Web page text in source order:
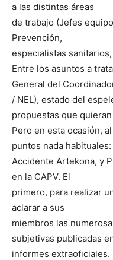
a las distintas áreas
de trabajo (Jefes
Prevención,
especialistas
Entre los asuntos a
General del
/ NEL), estado del
propuestas que
Pero en esta ocasión,
puntos nada habituales:
Accidente Artekona, y
en la CAPV. El
primero, para realizar
aclarar a sus
miembros las
subjetivas publicadas
informes extraoficiales.